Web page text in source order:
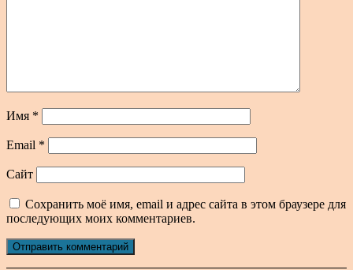
Имя *
Email *
Сайт
Сохранить моё имя, email и адрес сайта в этом браузере для
последующих моих комментариев.